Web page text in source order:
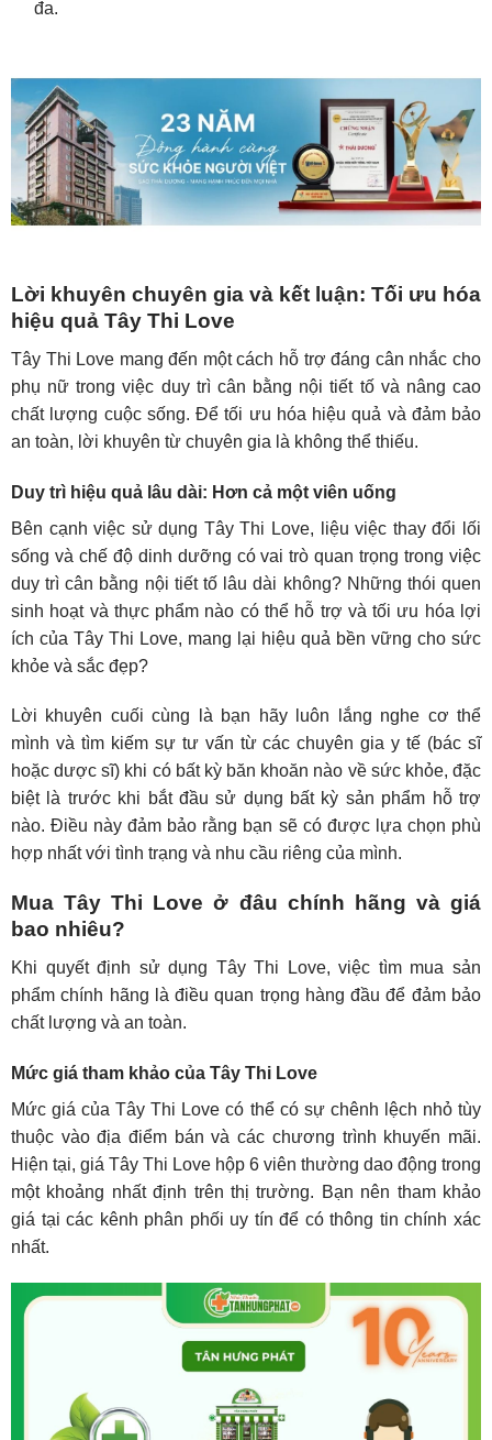
đa.
Lời khuyên chuyên gia và kết luận: Tối ưu hóa
hiệu quả Tây Thi Love
Tây Thi Love mang đến một cách hỗ trợ đáng cân nhắc cho
phụ nữ trong việc duy trì cân bằng nội tiết tố và nâng cao
chất lượng cuộc sống. Để tối ưu hóa hiệu quả và đảm bảo
an toàn, lời khuyên từ chuyên gia là không thể thiếu.
Duy trì hiệu quả lâu dài: Hơn cả một viên uống
Bên cạnh việc sử dụng Tây Thi Love, liệu việc thay đổi lối
sống và chế độ dinh dưỡng có vai trò quan trọng trong việc
duy trì cân bằng nội tiết tố lâu dài không? Những thói quen
sinh hoạt và thực phẩm nào có thể hỗ trợ và tối ưu hóa lợi
ích của Tây Thi Love, mang lại hiệu quả bền vững cho sức
khỏe và sắc đẹp?
Lời khuyên cuối cùng là bạn hãy luôn lắng nghe cơ thể
mình và tìm kiếm sự tư vấn từ các chuyên gia y tế (bác sĩ
hoặc dược sĩ) khi có bất kỳ băn khoăn nào về sức khỏe, đặc
biệt là trước khi bắt đầu sử dụng bất kỳ sản phẩm hỗ trợ
nào. Điều này đảm bảo rằng bạn sẽ có được lựa chọn phù
hợp nhất với tình trạng và nhu cầu riêng của mình.
Mua Tây Thi Love ở đâu chính hãng và giá
bao nhiêu?
Khi quyết định sử dụng Tây Thi Love, việc tìm mua sản
phẩm chính hãng là điều quan trọng hàng đầu để đảm bảo
chất lượng và an toàn.
Mức giá tham khảo của Tây Thi Love
Mức giá của Tây Thi Love có thể có sự chênh lệch nhỏ tùy
thuộc vào địa điểm bán và các chương trình khuyến mãi.
Hiện tại, giá Tây Thi Love hộp 6 viên thường dao động trong
một khoảng nhất định trên thị trường. Bạn nên tham khảo
giá tại các kênh phân phối uy tín để có thông tin chính xác
nhất.